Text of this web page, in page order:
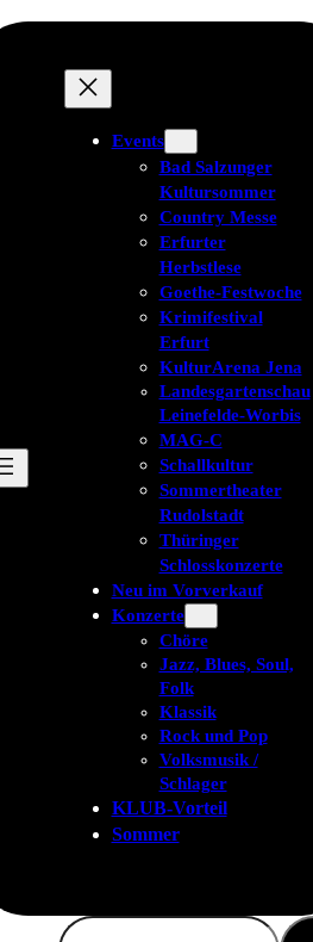
Events
Bad Salzunger
Kultursommer
Country Messe
Erfurter
Herbstlese
Goethe-Festwoche
Krimifestival
Erfurt
KulturArena Jena
Landesgartenschau
Leinefelde-Worbis
MAG-C
Schallkultur
Sommertheater
Rudolstadt
Thüringer
Schlosskonzerte
Neu im Vorverkauf
Konzerte
Chöre
Jazz, Blues, Soul,
Folk
Klassik
Rock und Pop
Volksmusik /
Schlager
KLUB-Vorteil
Sommer
Suchen